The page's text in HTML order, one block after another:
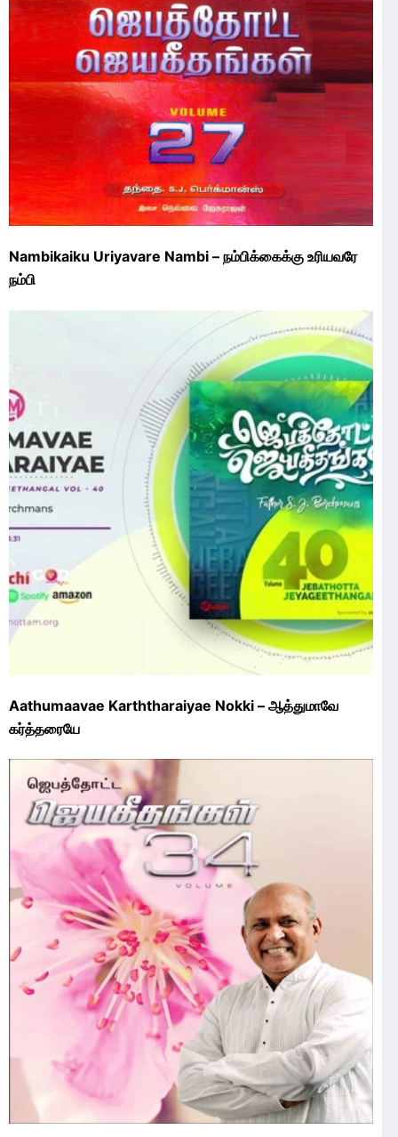
Nambikaiku Uriyavare Nambi – நம்பிக்கைக்கு உரியவரே
நம்பி
Aathumaavae Karththaraiyae Nokki – ஆத்துமாவே
கர்த்தரையே